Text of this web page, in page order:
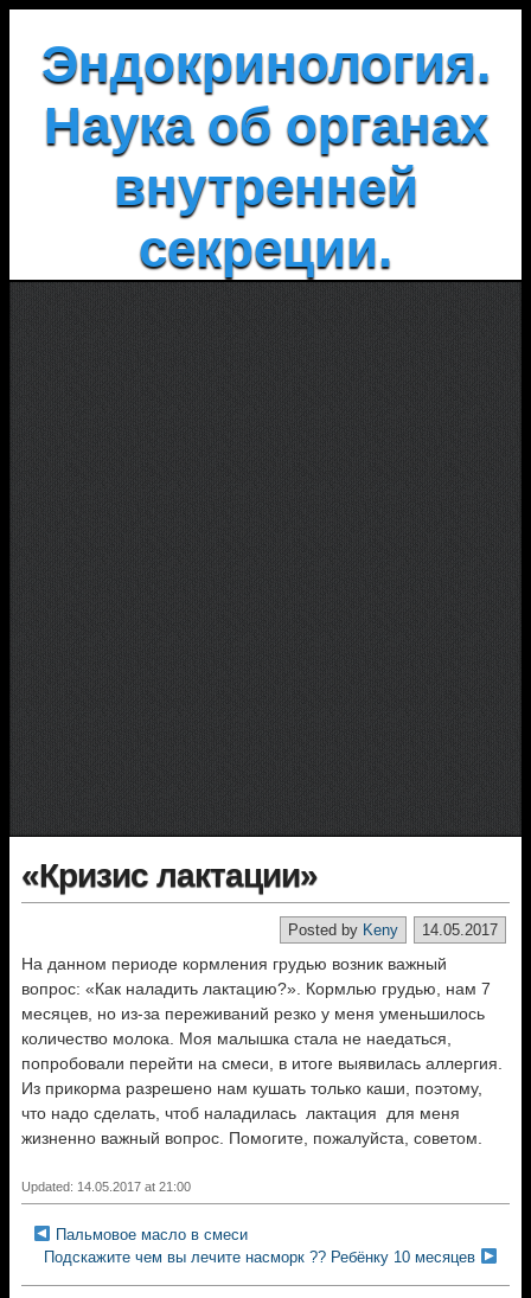
Эндокринология.
Наука об органах
внутренней
секреции.
«Кризис лактации»
14.05.2017
Posted by Keny
На данном периоде кормления грудью возник важный
вопрос: «Как наладить лактацию?». Кормлью грудью, нам 7
месяцев, но из-за переживаний резко у меня уменьшилось
количество молока. Моя малышка стала не наедаться,
попробовали перейти на смеси, в итоге выявилась аллергия.
Из прикорма разрешено нам кушать только каши, поэтому,
что надо сделать, чтоб наладилась лактация для меня
жизненно важный вопрос. Помогите, пожалуйста, советом.
Updated: 14.05.2017 at 21:00
Пальмовое масло в смеси
Подскажите чем вы лечите насморк ?? Ребёнку 10 месяцев